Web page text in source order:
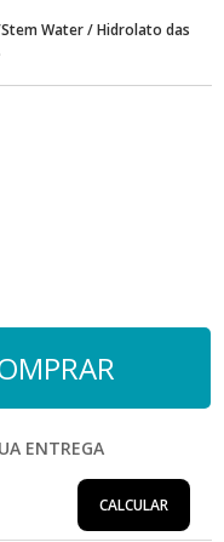
Water / Hidrolato das
ENTREGA
CALCULAR